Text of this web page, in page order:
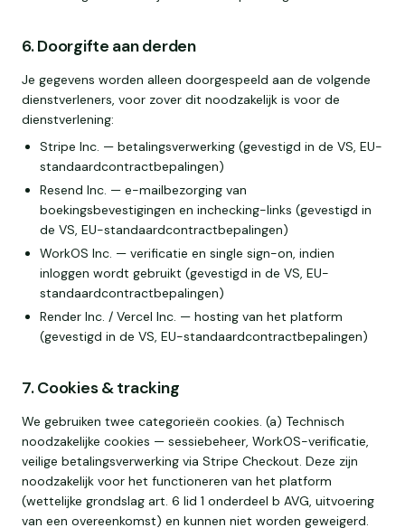
6. Doorgifte aan derden
Je gegevens worden alleen doorgespeeld aan de volgende
dienstverleners, voor zover dit noodzakelijk is voor de
dienstverlening:
Stripe Inc. — betalingsverwerking (gevestigd in de VS, EU-
standaardcontractbepalingen)
Resend Inc. — e-mailbezorging van
boekingsbevestigingen en inchecking-links (gevestigd in
de VS, EU-standaardcontractbepalingen)
WorkOS Inc. — verificatie en single sign-on, indien
inloggen wordt gebruikt (gevestigd in de VS, EU-
standaardcontractbepalingen)
Render Inc. / Vercel Inc. — hosting van het platform
(gevestigd in de VS, EU-standaardcontractbepalingen)
7. Cookies & tracking
We gebruiken twee categorieën cookies. (a) Technisch
noodzakelijke cookies — sessiebeheer, WorkOS-verificatie,
veilige betalingsverwerking via Stripe Checkout. Deze zijn
noodzakelijk voor het functioneren van het platform
(wettelijke grondslag art. 6 lid 1 onderdeel b AVG, uitvoering
van een overeenkomst) en kunnen niet worden geweigerd.